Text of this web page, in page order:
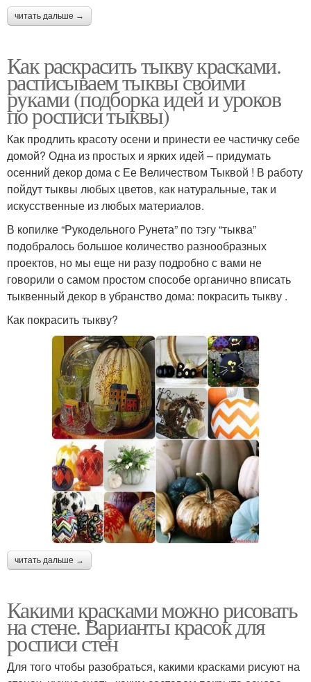
читать дальше →
Как раскрасить тыкву красками.
расписываем тыквы своими
руками (подборка идей и уроков
по росписи тыквы)
Как продлить красоту осени и принести ее частичку себе
домой? Одна из простых и ярких идей – придумать
осенний декор дома с Ее Величеством Тыквой ! В работу
пойдут тыквы любых цветов, как натуральные, так и
искусственные из любых материалов.
В копилке “Рукодельного Рунета” по тэгу “тыква”
подобралось большое количество разнообразных
проектов, но мы еще ни разу подробно с вами не
говорили о самом простом способе органично вписать
тыквенный декор в убранство дома: покрасить тыкву .
Как покрасить тыкву?
читать дальше →
Какими красками можно рисовать
на стене. Варианты красок для
росписи стен
Для того чтобы разобраться, какими красками рисуют на